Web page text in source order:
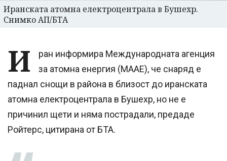
Иранската атомна електроцентрала в Бушехр.
Снимко АП/БТА
И
ран информира Международната агенция
за атомна енергия (МААЕ), че снаряд е
паднал снощи в района в близост до иранската
атомна електроцентрала в Бушехр, но не е
причинил щети и няма пострадали, предаде
Ройтерс, цитирана от БТА.